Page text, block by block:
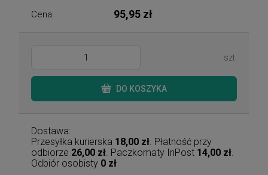
Cena: 95,95 zł
szt.
DO KOSZYKA
Dostawa:
Przesyłka kurierska 18,00 zł. Płatność przy
odbiorze 26,00 zł. Paczkomaty InPost 14,00 zł.
Odbiór osobisty 0 zł